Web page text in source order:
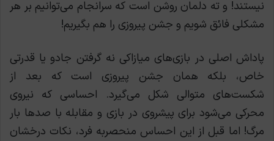
نیستند! و ته دلمان روشن است که سرانجام می‌توانیم بر هر
مشکلی فائق شویم و جشن پیروزی را هم بگیریم!
پاداش اصلی در بازی‌های میازاکی نه گرفتن جادو یا قدرتی
خاص، بلکه همان جشن پیروزی است که بعد از
شکست‌های متوالی شکل می‌گیرد. احساسی که نیروی
محرکی می‌شود برای پیشروی در بازی و مقابله با صدها بار
مرگ! اما قبل از این احساس منحصربه فرد، نکات درخشان